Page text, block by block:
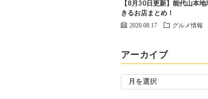
【8月30日更新】能代山本
きるお店まとめ！
2020.08.17 グルメ情報
アーカイブ